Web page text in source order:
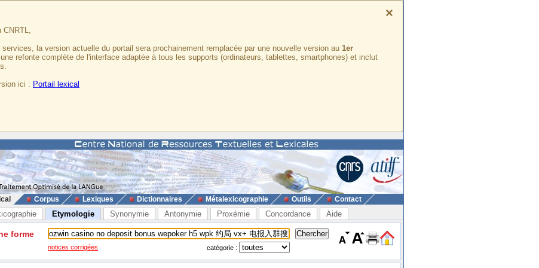
×
CNRTL,
la version actuelle du portail sera prochainement remplacée par une nouvelle version au 1er
refonte complète de l'interface adaptée à tous les supports (ordinateurs, tablettes, smartphones) et inclut
ici : Portail lexical
Corpus Lexiques Dictionnaires Métalexicographie Outils Contact
Etymologie Synonymie Antonymie Proxémie Concordance Aide
forme
notices corrigées catégorie :